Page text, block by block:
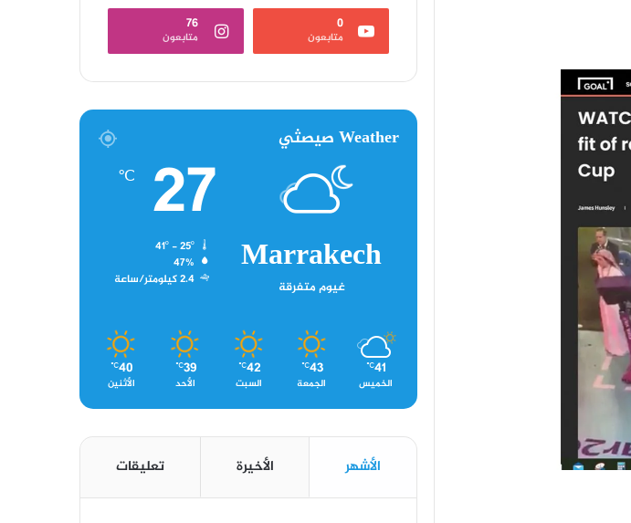
0
متابعون
76
متابعون
Weather صيصثي
Marrakech
غيوم متفرقة
27
℃
47%
2.4 كيلومتر/ساعة
41
℃
الخميس
43
℃
الجمعة
42
℃
السبت
39
℃
الأحد
40
℃
الأثنين
الأشهر الأخيرة تعليقات